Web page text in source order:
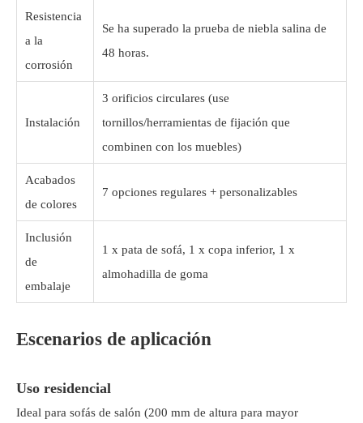
Resistencia
a la
corrosión
Se ha superado la prueba de niebla salina de
48 horas.
Instalación
3 orificios circulares (use
tornillos/herramientas de fijación que
combinen con los muebles)
Acabados
de colores
7 opciones regulares + personalizables
Inclusión
de
embalaje
1 x pata de sofá, 1 x copa inferior, 1 x
almohadilla de goma
Escenarios de aplicación
Uso residencial
Ideal para sofás de salón (200 mm de altura para mayor